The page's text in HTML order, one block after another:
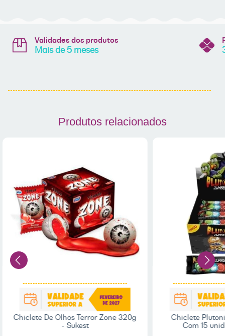
Validades dos produtos
Mais de 5 meses
Produtos relacionados
Chiclete De Olhos Terror Zone 320g
- Sukest
Chiclete
Com 15